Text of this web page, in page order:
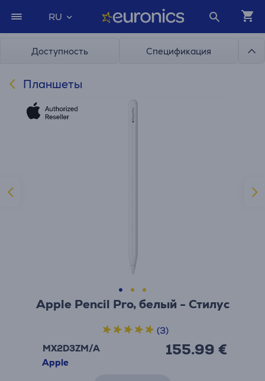
RU
Доступность Спецификация
Планшеты
Apple Pencil Pro, белый - Стилус
MX2D3ZM/A
Apple
155.99 €
(3)